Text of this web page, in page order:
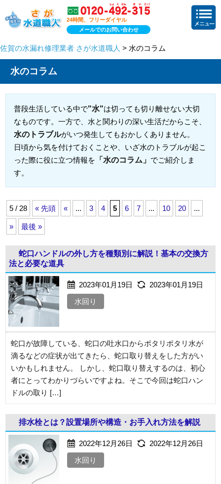
24時間、フリーダイヤル
メールでのお問い合わせ
佐賀の水漏れ修理業者 さが水道職人 > 水のコラム
水のコラム
普段生活している中で"水"は切っても切り離せない大切
なものです。一方で、水と関わりの深い生活だからこそ、
水のトラブルがいつ発生してもおかしくありません。
日頃から気を付けておくことや、いざ水のトラブルが起こ
った際に役に立つ情報を 「水のコラム」 でご紹介しま
す。
5 / 28 « 先頭 « ... 3 4 5 6 7 ... 10 20 ...
» 最後 »
蛇口ハンドルの外し方を種類別に解説！基本の交換方
法と必要な道具
2023年01月19日
2023年01月19日
水回り
蛇口が故障している、蛇口の吐水口からポタリポタリ水が
滴るなどの症状が出てきたら、蛇口取り替えをした方がい
いかもしれません。 しかし、蛇口取り替えするのは、初心
者にとってわかりづらいですよね。そこで今回は蛇口ハン
ドルの取り […]
排水栓とは？設置場所や構造・お手入れ方法を解説
2022年12月26日
2022年12月26日
水回り